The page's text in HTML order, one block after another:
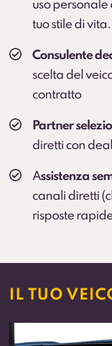
uso personale
tuo stile di vita.
Consulente
scelta del
contratto
Partner
diretti con
Assistenza
canali diretti
risposte
IL TUO